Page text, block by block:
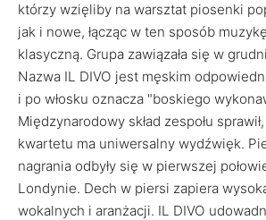
którzy wzięliby na warsztat piosenki
jak i nowe, łącząc w ten sposób
klasyczną. Grupa zawiązała się w
Nazwa IL DIVO jest męskim
i po włosku oznacza "boskiego
Międzynarodowy skład zespołu
kwartetu ma uniwersalny wydźwięk.
nagrania odbyły się w pierwszej
Londynie. Dech w piersi zapiera
wokalnych i aranżacji. IL DIVO